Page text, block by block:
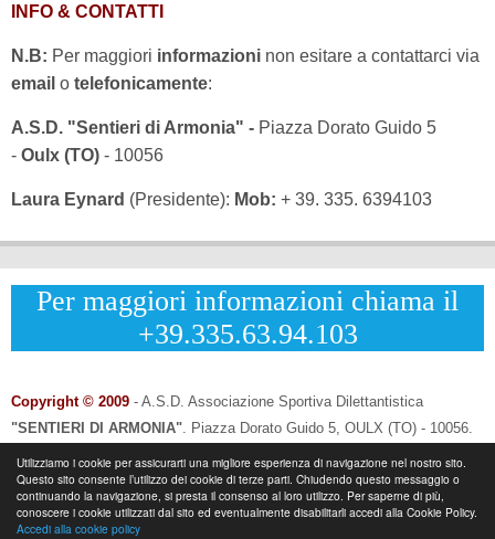
Utilizziamo i cookie per assicurarti una migliore esperienza di navigazione nel nostro sito.
Questo sito consente l’utilizzo dei cookie di terze parti. Chiudendo questo messaggio o
continuando la navigazione, si presta il consenso al loro utilizzo. Per saperne di più,
conoscere i cookie utilizzati dal sito ed eventualmente disabilitarli accedi alla Cookie Policy.
Accedi alla cookie policy
INFO & CONTATTI
N.B: Per maggiori informazioni non esitare a contattarci via
email o telefonicamente:
A.S.D. "Sentieri di Armonia" - Piazza Dorato Guido 5
- Oulx (TO) - 10056
Laura Eynard (Presidente): Mob: + 39. 335. 6394103
Per maggiori informazioni chiama il
+39.335.63.94.103
Copyright © 2009 - A.S.D. Associazione Sportiva Dilettantistica
"SENTIERI DI ARMONIA"
Piazza Dorato Guido 5, OULX (TO) - 10056.
Info & Contatti:Laura Eynard: +39.335.6394103
-Email: info@sentieridiarmonia.com